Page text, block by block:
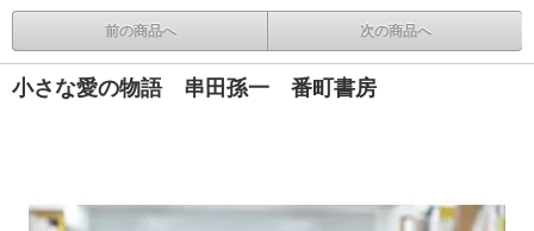
前の商品へ 次の商品へ
小さな愛の物語 串田孫一 番町書房